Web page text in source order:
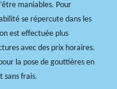
maniables. Pour
se répercute dans les
est effectuée plus
avec des prix horaires.
la pose de gouttières en
sans frais.